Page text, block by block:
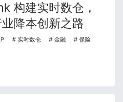
构建实时数仓，
降本创新之路
实时数仓 金融
保险